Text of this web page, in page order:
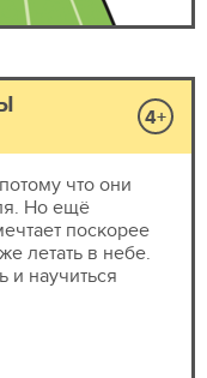
4+
что они
Но ещё
поскорее
летать в небе.
и научиться